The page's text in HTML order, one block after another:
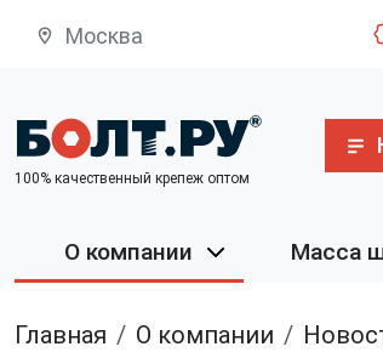
Москва
100% качественный крепеж оптом
О компании Масса
Главная О компании